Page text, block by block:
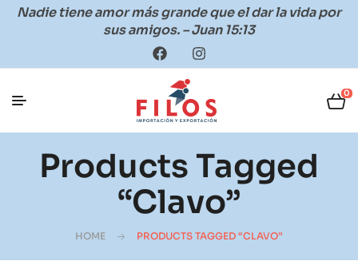
Nadie tiene amor más grande que el dar la vida por
sus amigos. – Juan 15:13
0
Products Tagged
“clavo”
HOME PRODUCTS TAGGED “CLAVO”